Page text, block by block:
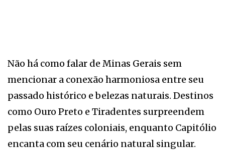
Não há como falar de Minas Gerais sem
mencionar a conexão harmoniosa entre seu
passado histórico e belezas naturais. Destinos
como Ouro Preto e Tiradentes surpreendem
pelas suas raízes coloniais, enquanto Capitólio
encanta com seu cenário natural singular.